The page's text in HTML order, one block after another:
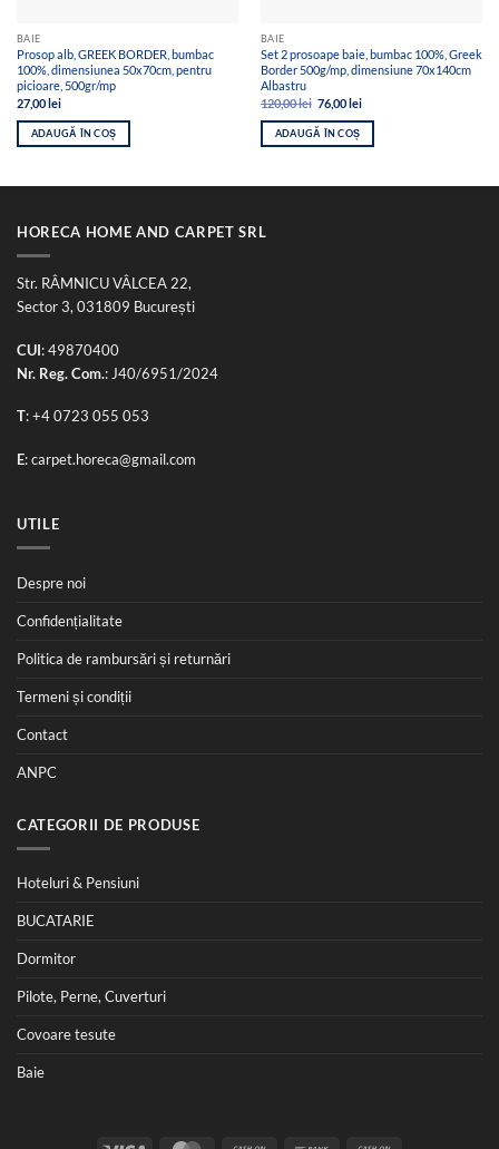
BAIE
Prosop alb, GREEK BORDER, bumbac
100%, dimensiunea 50x70cm, pentru
picioare, 500gr/mp
27,00 lei
ADAUGĂ ÎN COȘ
BAIE
Set 2 prosoape baie, bumbac 100%, Greek
Border 500g/mp, dimensiune 70x140cm
Albastru
120,00lei Prețul
inițial
a
fost:
120,00 lei.
76,00 leiPrețul
este:
ADAUGĂ ÎN COȘ
HORECA HOME AND CARPET SRL
Str. RÂMNICU VÂLCEA 22,
Sector 3, 031809 București
CUI: 49870400
Nr. Reg. Com.: J40/6951/2024
T:+4 0723 055 053
E:carpet.horeca@gmail.com
UTILE
Despre noi
Confidențialitate
Politica de rambursări și returnări
Termeni și condiții
Contact
ANPC
CATEGORII DE PRODUSE
Hoteluri & Pensiuni
BUCATARIE
Dormitor
Pilote, Perne, Cuverturi
Covoare tesute
Baie